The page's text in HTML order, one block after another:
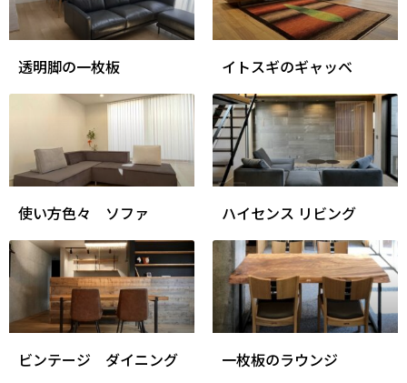
透明脚の一枚板 イトスギのギャッベ
使い方色々 ソファ ハイセンス リビング
ビンテージ ダイニング 一枚板のラウンジ